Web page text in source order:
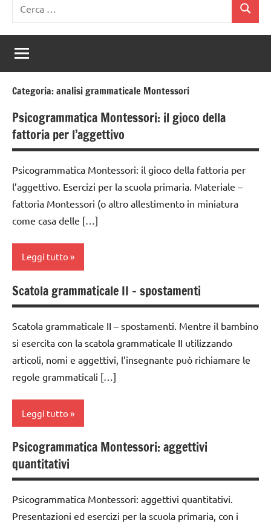
per:
Cerca
Categoria:analisi grammaticale Montessori
Psicogrammatica Montessori: il gioco della
fattoria per l’aggettivo
Psicogrammatica Montessori: il gioco della fattoria per
l’aggettivo. Esercizi per la scuola primaria. Materiale –
fattoria Montessori (o altro allestimento in miniatura
come casa delle […]
Leggi tutto
analisi
grammaticale
Montessori
classe
1a
classe
2a
classe
Scatola grammaticale II – spostamenti
Scatola grammaticale II – spostamenti. Mentre il bambino
si esercita con la scatola grammaticale II utilizzando
articoli, nomi e aggettivi, l’insegnante può richiamare le
regole grammaticali […]
Leggi tutto
analisi
grammaticale
Montessori
classe
1a
Psicogrammatica Montessori: aggettivi
quantitativi
Psicogrammatica Montessori: aggettivi quantitativi.
Presentazioni ed esercizi per la scuola primaria, con i